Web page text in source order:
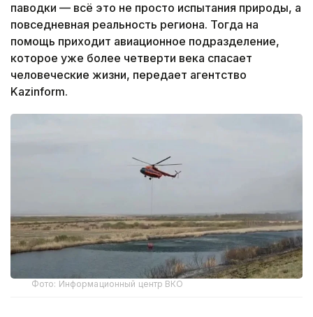
паводки — всё это не просто испытания природы, а
повседневная реальность региона. Тогда на
помощь приходит авиационное подразделение,
которое уже более четверти века спасает
человеческие жизни, передает агентство
Kazinform.
Фото: Информационный центр ВКО